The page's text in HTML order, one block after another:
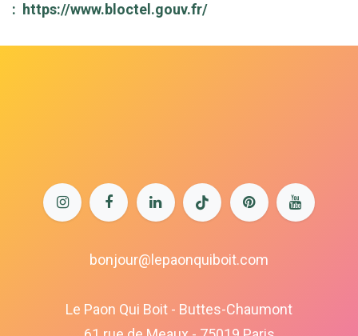
: https://www.bloctel.gouv.fr/
bonjour@lepaonquiboit.com
Le Paon Qui Boit - Buttes-Chaumont